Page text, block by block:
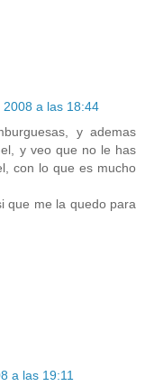
a las 18:44
y ademas
y veo que no le has
con lo que es mucho
que me la quedo para
a las 19:11